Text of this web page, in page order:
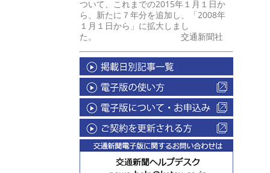
ついて、これまでの2015年１月１日か
ら、新たに７年分を追加し、「2008年
１月１日から」に拡大しまし
た。 交通新聞社